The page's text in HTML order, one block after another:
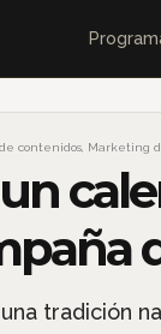
contenidos, Marketing
tradición